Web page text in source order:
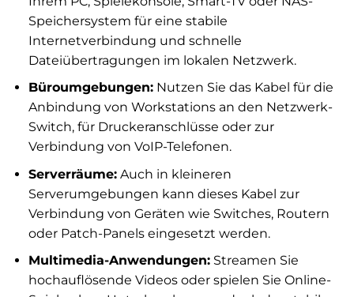
Speichersystem für eine stabile
Internetverbindung und schnelle
Dateiübertragungen im lokalen Netzwerk.
Büroumgebungen:Nutzen Sie das Kabel für die
Anbindung von Workstations an den Netzwerk-
Switch, für Druckeranschlüsse oder zur
Verbindung von VoIP-Telefonen.
Serverräume:Auch in kleineren
Serverumgebungen kann dieses Kabel zur
Verbindung von Geräten wie Switches, Routern
oder Patch-Panels eingesetzt werden.
Multimedia-Anwendungen:Streamen Sie
hochauflösende Videos oder spielen Sie Online-